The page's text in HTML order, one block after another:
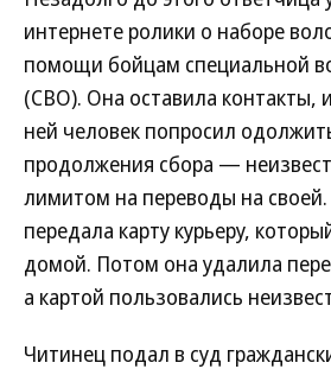
интернете ролики о наборе
помощи бойцам специальной
(СВО). Она оставила контакты,
ней человек попросил
продолжения сбора —
лимитом на переводы на
передала карту курьеру,
домой. Потом она удалила
а картой пользовались
Читинец подал в суд